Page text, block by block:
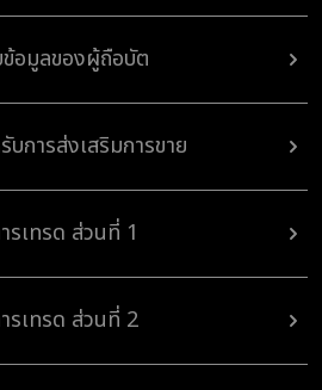
ข้อมูลของผู้ถือบัต
การส่งเสริมการขาย
รเทรด ส่วนที่ 1
รเทรด ส่วนที่ 2